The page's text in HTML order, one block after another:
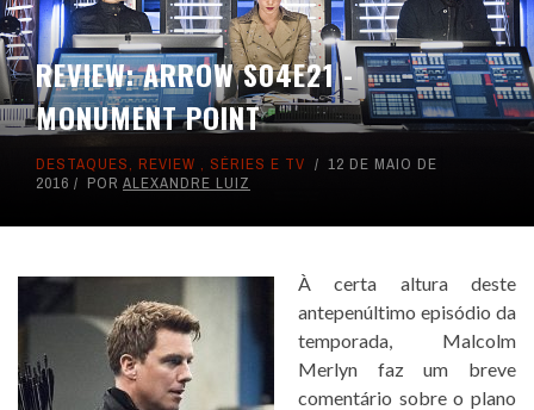
REVIEW: ARROW S04E21 -
MONUMENT POINT
DESTAQUES, REVIEW , SÉRIES E TV
12 DE MAIO DE
2016
POR ALEXANDRE LUIZ
À certa altura deste
antepenúltimo episódio da
temporada, Malcolm
Merlyn faz um breve
comentário sobre o plano